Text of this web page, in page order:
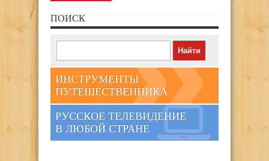
ПОИСК
ИНСТРУМЕНТЫ
ПУТЕШЕСТВЕННИКА
РУССКОЕ ТЕЛЕВИДЕНИЕ
В ЛЮБОЙ СТРАНЕ